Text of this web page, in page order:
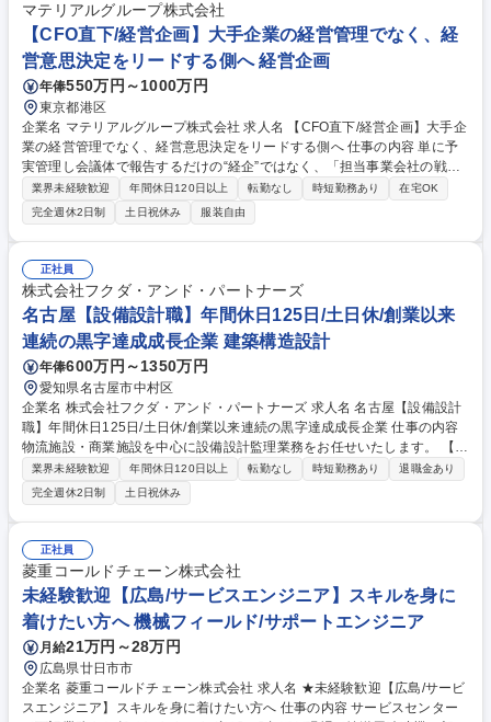
マテリアルグループ株式会社
【CFO直下/経営企画】大手企業の経営管理でなく、経
営意思決定をリードする側へ 経営企画
年俸550万円～1000万円
東京都港区
企業名 マテリアルグループ株式会社 求人名 【CFO直下/経営企画】大手企
業の経営管理でなく、経営意思決定をリードする側へ 仕事の内容 単に予
実管理し会議体で報告するだけの“経企”ではなく、「担当事業会社の戦略
立案・実行支援」で上流の意思決定をリードする側を担います。「M&A」
「全社プロジェクト推進」の経験も積むことが可能です。 ●1人1～2社の
事業会社を担当。予実の管理を起点にしながら、経営陣と一体となって事
業をマネジメント/事業戦略の立案・実行支援。 ●経営課題の分析と具体策
の実行●中長期計画、予算策定と予実管理 ●成長領域での新規事業起案
や、M&A（6期で9件の実績あり）の実施。 ソーシング→デューデリ→ク
ロージング→PMIまで一気通貫で担当。 ●全社横断のプロジェクトオーナ
ー/PMO。自ら立ち上げも可能。 募集職種 【CFO直下/経営企画】大手企
業の経営管理でなく、経営意思決定をリードする側へ
業界未経験歓迎 年間休日120日以上 転勤なし 時短勤務あり
在宅OK
完全週休2日制
土日祝休み 服装自由
正社員
株式会社フクダ・アンド・パートナーズ
名古屋【設備設計職】年間休日125日/土日休/創業以来
連続の黒字達成成長企業 建築構造設計
年俸600万円～1350万円
愛知県名古屋市中村区
企業名 株式会社フクダ・アンド・パートナーズ 求人名 名古屋【設備設計
職】年間休日125日/土日休/創業以来連続の黒字達成成長企業 仕事の内容
物流施設・商業施設を中心に設備設計監理業務をお任せいたします。 【具
体的な業務内容】■プロジェクトマネジメント業務（施主代行として基本
計画の立案・見積徴収～発注、技術管理、コスト・工程管理など）■既存
建物状況調査、エンジニアリングレポート作成、デューデリジェンスレポ
ート作成■施工品質の評価、指導■設備関係全般の各種相談対応 募集職種
名古屋【設備設計職】年間休日125日/土日休/創業以来連続の黒字達成成長
企業
業界未経験歓迎 年間休日120日以上 転勤なし 時短勤務あり
退職金あり
完全週休2日制
土日祝休み
正社員
菱重コールドチェーン株式会社
未経験歓迎【広島/サービスエンジニア】スキルを身に
着けたい方へ 機械フィールド/サポートエンジニア
月給21万円～28万円
広島県廿日市市
企業名 菱重コールドチェーン株式会社 求人名 ★未経験歓迎【広島/サービ
スエンジニア】スキルを身に着けたい方へ 仕事の内容 サービスセンター